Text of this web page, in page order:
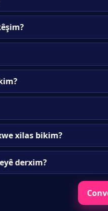
xilas bikim?
derxim?